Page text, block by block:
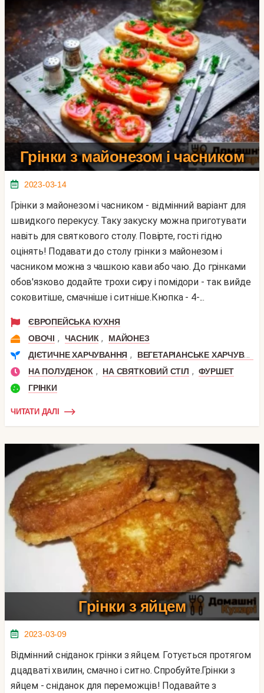
Грінки з майонезом і часником
2023-03-14
Грінки з майонезом і часником - відмінний варіант для
швидкого перекусу. Таку закуску можна приготувати
навіть для святкового столу. Повірте, гості гідно
оцінять! Подавати до столу грінки з майонезом і
часником можна з чашкою кави або чаю. До грінками
обов'язково додайте трохи сиру і помідори - так вийде
соковитіше, смачніше і ситніше.Кнопка - 4-...
ЄВРОПЕЙСЬКА КУХНЯ
ОВОЧІ , ЧАСНИК ,
МАЙОНЕЗ
ДІЄТИЧНЕ ХАРЧУВАННЯ ,
ВЕГЕТАРІАНСЬКЕ ХАРЧУВАННЯ
НА ПОЛУДЕНОК , НА СВЯТКОВИЙ СТІЛ , ФУРШЕТ
ГРІНКИ
ЧИТАТИ ДАЛІ
Грінки з яйцем
2023-03-09
Відмінний сніданок грінки з яйцем. Готується протягом
дцадваті хвилин, смачно і ситно. Спробуйте.Грінки з
яйцем - сніданок для переможців! Подавайте з